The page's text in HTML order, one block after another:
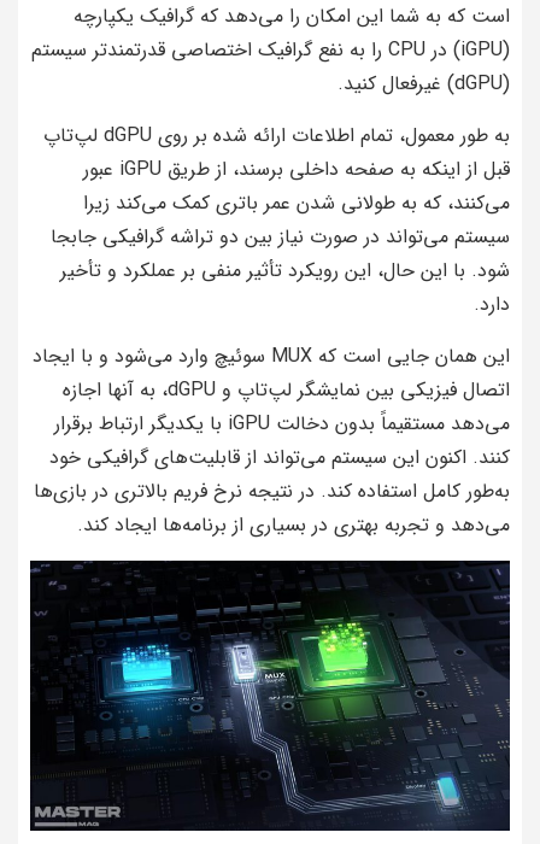
است که به شما این امکان را می‌دهد که گرافیک یکپارچه
(iGPU) در CPU را به نفع گرافیک اختصاصی قدرتمندتر سیستم
(dGPU) غیرفعال کنید.
به طور معمول، تمام اطلاعات ارائه شده بر روی dGPU لپ‌تاپ
قبل از اینکه به صفحه داخلی برسند، از طریق iGPU عبور
می‌کنند، که به طولانی شدن عمر باتری کمک می‌کند زیرا
سیستم می‌تواند در صورت نیاز بین دو تراشه گرافیکی جابجا
شود. با این حال، این رویکرد تأثیر منفی بر عملکرد و تأخیر
دارد.
این همان جایی است که MUX سوئیچ وارد می‌شود و با ایجاد
اتصال فیزیکی بین نمایشگر لپ‌تاپ و dGPU، به آنها اجازه
می‌دهد مستقیماً بدون دخالت iGPU با یکدیگر ارتباط برقرار
کنند. اکنون این سیستم می‌تواند از قابلیت‌های گرافیکی خود
به‌طور کامل استفاده کند. در نتیجه نرخ فریم بالاتری در بازی‌ها
می‌دهد و تجربه بهتری در بسیاری از برنامه‌ها ایجاد کند.